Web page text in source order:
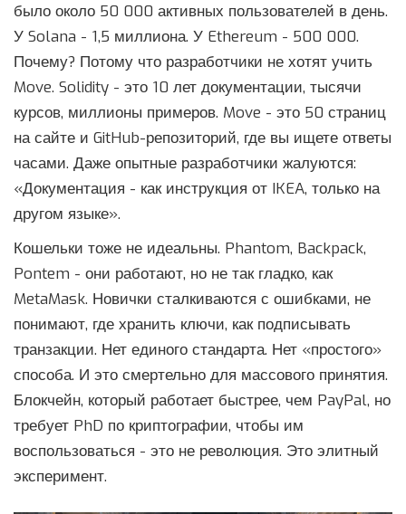
было около 50 000 активных пользователей в день.
У Solana - 1,5 миллиона. У Ethereum - 500 000.
Почему? Потому что разработчики не хотят учить
Move. Solidity - это 10 лет документации, тысячи
курсов, миллионы примеров. Move - это 50 страниц
на сайте и GitHub-репозиторий, где вы ищете ответы
часами. Даже опытные разработчики жалуются:
«Документация - как инструкция от IKEA, только на
другом языке».
Кошельки тоже не идеальны. Phantom, Backpack,
Pontem - они работают, но не так гладко, как
MetaMask. Новички сталкиваются с ошибками, не
понимают, где хранить ключи, как подписывать
транзакции. Нет единого стандарта. Нет «простого»
способа. И это смертельно для массового принятия.
Блокчейн, который работает быстрее, чем PayPal, но
требует PhD по криптографии, чтобы им
воспользоваться - это не революция. Это элитный
эксперимент.